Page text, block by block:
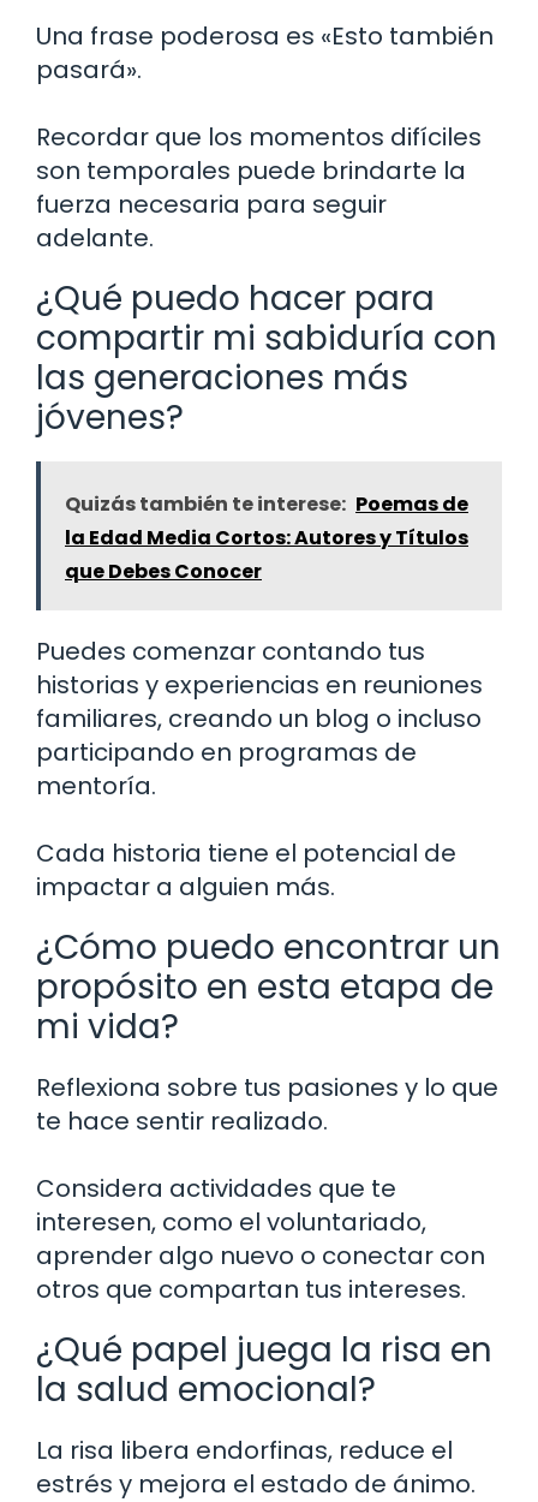
Una frase poderosa es «Esto también
pasará».
Recordar que los momentos difíciles
son temporales puede brindarte la
fuerza necesaria para seguir
adelante.
¿Qué puedo hacer para
compartir mi sabiduría con
las generaciones más
jóvenes?
Quizás también te interese: Poemas de
la Edad Media Cortos: Autores y Títulos
que Debes Conocer
Puedes comenzar contando tus
historias y experiencias en reuniones
familiares, creando un blog o incluso
participando en programas de
mentoría.
Cada historia tiene el potencial de
impactar a alguien más.
¿Cómo puedo encontrar un
propósito en esta etapa de
mi vida?
Reflexiona sobre tus pasiones y lo que
te hace sentir realizado.
Considera actividades que te
interesen, como el voluntariado,
aprender algo nuevo o conectar con
otros que compartan tus intereses.
¿Qué papel juega la risa en
la salud emocional?
La risa libera endorfinas, reduce el
estrés y mejora el estado de ánimo.